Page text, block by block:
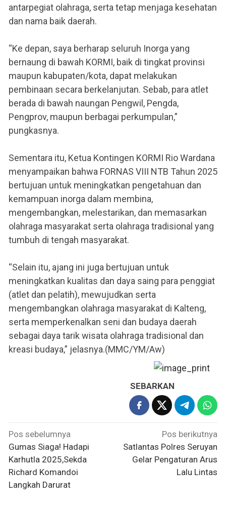
antarpegiat olahraga, serta tetap menjaga kesehatan
dan nama baik daerah.
“Ke depan, saya berharap seluruh Inorga yang
bernaung di bawah KORMI, baik di tingkat provinsi
maupun kabupaten/kota, dapat melakukan
pembinaan secara berkelanjutan. Sebab, para atlet
berada di bawah naungan Pengwil, Pengda,
Pengprov, maupun berbagai perkumpulan,”
pungkasnya.
Sementara itu, Ketua Kontingen KORMI Rio Wardana
menyampaikan bahwa FORNAS VIII NTB Tahun 2025
bertujuan untuk meningkatkan pengetahuan dan
kemampuan inorga dalam membina,
mengembangkan, melestarikan, dan memasarkan
olahraga masyarakat serta olahraga tradisional yang
tumbuh di tengah masyarakat.
“Selain itu, ajang ini juga bertujuan untuk
meningkatkan kualitas dan daya saing para penggiat
(atlet dan pelatih), mewujudkan serta
mengembangkan olahraga masyarakat di Kalteng,
serta memperkenalkan seni dan budaya daerah
sebagai daya tarik wisata olahraga tradisional dan
kreasi budaya,” jelasnya.(MMC/YM/Aw)
SEBARKAN
Navigasi
pos
Pos sebelumnya
Gumas Siaga! Hadapi
Karhutla 2025,Sekda
Richard Komandoi
Langkah Darurat
Pos berikutnya
Satlantas Polres Seruyan
Gelar Pengaturan Arus
Lalu Lintas